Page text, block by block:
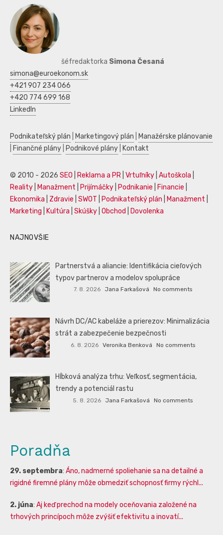
šéfredaktorka Simona Česaná
simona@euroekonom.sk
+421 907 234 066
+420 774 699 168
LinkedIn
Podnikateľský plán Marketingový plán
Manažérske plánovanie
Finančné plány Podnikové plány Kontakt
© 2010 - 2026 SEO Reklama a PR Vrtuľníky Autoškola
Reality
Manažment Prijímáčky Podnikanie Financie
Ekonomika
Zdravie SWOT Podnikateľský plán Manažment
Marketing
Kultúra Skúšky Obchod Dovolenka
NAJNOVŠIE
Partnerstvá a aliancie: Identifikácia cieľových
typov partnerov a modelov spolupráce
7. 8. 2026 Jana Farkašová No comments
Návrh DC/AC kabeláže a prierezov: Minimalizácia
strát a zabezpečenie bezpečnosti
6. 8. 2026 Veronika Benková No comments
Hĺbková analýza trhu: Veľkosť, segmentácia,
trendy a potenciál rastu
5. 8. 2026 Jana Farkašová No comments
Poradňa
29. septembra: Áno, nadmerné spoliehanie sa na detailné a
rigidné firemné plány môže obmedziť schopnosť firmy rýchl...
2. júna: Aj keď prechod na modely oceňovania založené na
trhových princípoch môže zvýšiť efektivitu a inovatí...